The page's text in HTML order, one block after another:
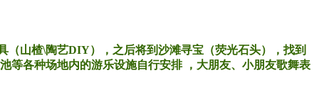
山楂\陶艺DIY），之后将到沙滩寻宝（荧光石头），找到
等各种场地内的游乐设施自行安排 ，大朋友、小朋友歌舞表